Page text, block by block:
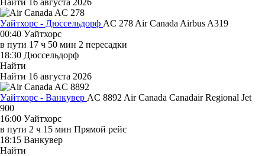
Уайтхорс - Дюссельдорф AC 278 Air Canada Airbus A319
00:40 Уайтхорс
в пути 17 ч 50 мин 2 пересадки
18:30 Дюссельдорф
Найти
Найти 16 августа 2026
Уайтхорс - Ванкувер AC 8892 Air Canada Canadair Regional Jet
900
16:00 Уайтхорс
в пути 2 ч 15 мин Прямой рейс
18:15 Ванкувер
Найти